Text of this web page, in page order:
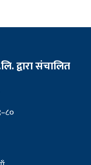
द्वारा संचालित